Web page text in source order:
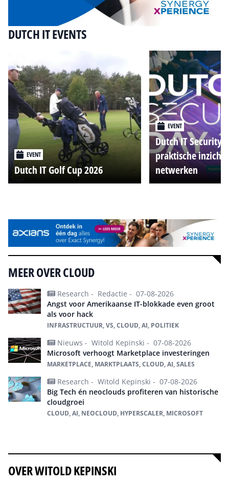
DUTCH IT EVENTS
EVENT
Dutch IT Golf Cup 2026
EVENT
Dutch IT Security
praktische
netwerken
MEER OVER CLOUD
Research - Redactie - 07-08-2026
Angst voor Amerikaanse IT-blokkade even groot
als voor hack
INFRASTRUCTUUR, VS, CLOUD, AI, POLITIEK
Nieuws - Witold Kepinski - 07-08-2026
Microsoft verhoogt Marketplace investeringen
MARKETPLACE, MARKTPLAATS, CLOUD, AI, SALES
Research - Witold Kepinski - 07-08-2026
Big Tech én neoclouds profiteren van historische
cloudgroei
CLOUD, AI, NEOCLOUD, HYPERSCALER, MICROSOFT
OVER WITOLD KEPINSKI